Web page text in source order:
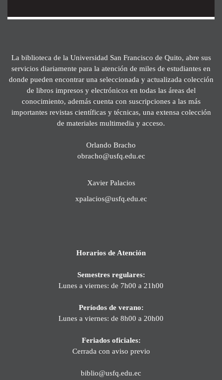
La biblioteca de la Universidad San Francisco de Quito, abre sus
servicios diariamente para la atención de miles de estudiantes en
donde pueden encontrar una seleccionada y actualizada colección
de libros impresos y electrónicos en todas las áreas del
conocimiento, además cuenta con suscripciones a las más
importantes revistas científicas y técnicas, una extensa colección
de materiales multimedia y acceso.
Orlando Bracho
obracho@usfq.edu.ec
Xavier Palacios
xpalacios@usfq.edu.ec
Horarios de Atención
Semestres regulares:
Lunes a viernes: de 7h00 a 21h00
Períodos de verano:
Lunes a viernes: de 8h00 a 20h00
Feriados oficiales:
Cerrada con aviso previo
biblio@usfq.edu.ec